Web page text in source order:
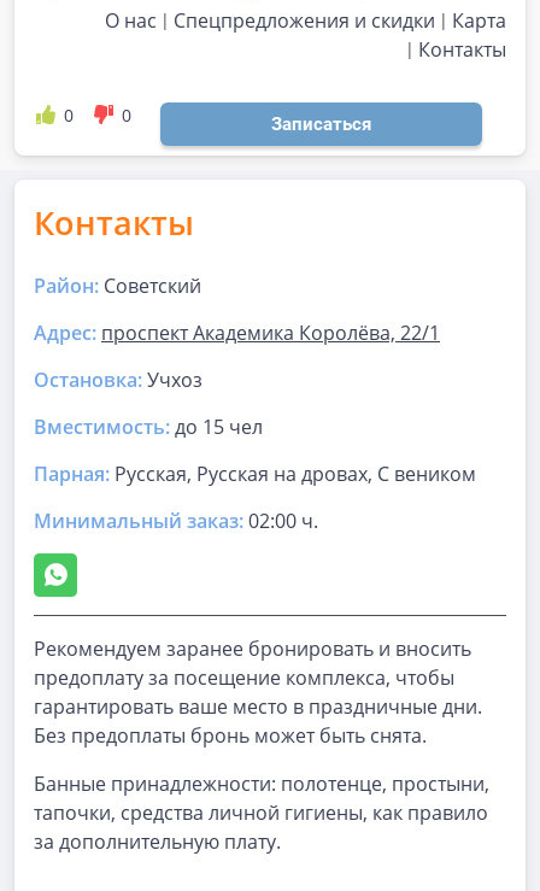
О нас Спецпредложения и скидки
Карта
Контакты
0 0 Записаться
Контакты
Район: Советский
Адрес: ​проспект Академика Королёва, 22/1
Остановка:Учхоз
Вместимость:до 15 чел
Парная: Русская, Русская на дровах, С веником
Минимальный заказ:02:00 ч.
Рекомендуем заранее бронировать и вносить
предоплату за посещение комплекса, чтобы
гарантировать ваше место в праздничные дни.
Без предоплаты бронь может быть снята.
Банные принадлежности: полотенце, простыни,
тапочки, средства личной гигиены, как правило
за дополнительную плату.